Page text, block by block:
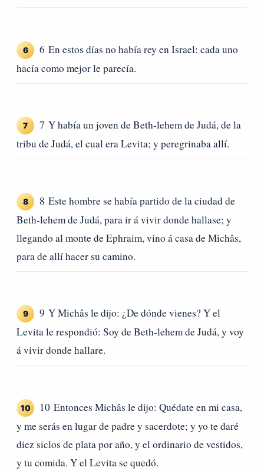
6
6 En estos días no había rey en Israel: cada uno
hacía como mejor le parecía.
7
7 Y había un joven de Beth-lehem de Judá, de la
tribu de Judá, el cual era Levita; y peregrinaba allí.
8
8 Este hombre se había partido de la ciudad de
Beth-lehem de Judá, para ir á vivir donde hallase; y
llegando al monte de Ephraim, vino á casa de Michâs,
para de allí hacer su camino.
9
9 Y Michâs le dijo: ¿De dónde vienes? Y el
Levita le respondió: Soy de Beth-lehem de Judá, y voy
á vivir donde hallare.
10
10 Entonces Michâs le dijo: Quédate en mi casa,
y me serás en lugar de padre y sacerdote; y yo te daré
diez siclos de plata por año, y el ordinario de vestidos,
y tu comida. Y el Levita se quedó.